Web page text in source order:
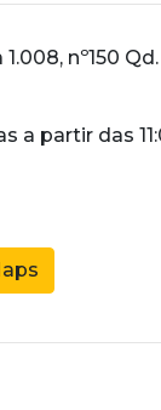
1.008, nº150
a partir das